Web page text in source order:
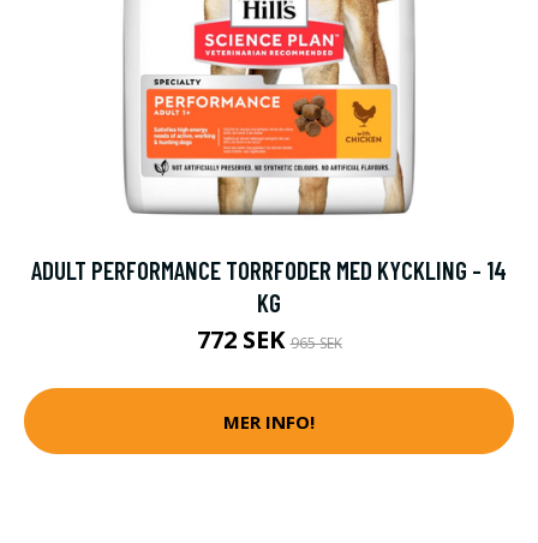
ADULT PERFORMANCE TORRFODER MED KYCKLING - 14
KG
772 SEK965 SEK
MER INFO!